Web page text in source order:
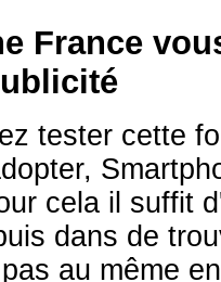
France
tester cette
cela il suffit
dans de
au même